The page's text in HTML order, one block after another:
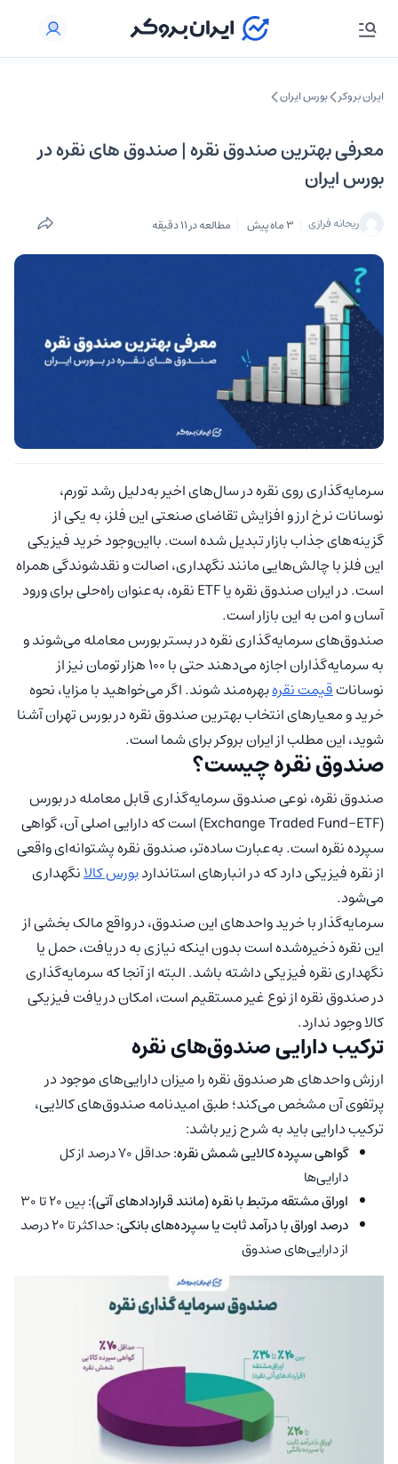
ایران بروکر بورس ایران
معرفی بهترین صندوق نقره | صندوق های نقره در
بورس ایران
ریحانه فرازی 3 ماه پیش مطالعه در 11 دقیقه
سرمایه‌گذاری روی نقره در سال‌های اخیر به‌دلیل رشد تورم،
نوسانات نرخ ارز و افزایش تقاضای صنعتی این فلز، به یکی از
گزینه‌های جذاب بازار تبدیل شده است. بااین‌وجود خرید فیزیکی
این فلز با چالش‌هایی مانند نگهداری، اصالت و نقدشوندگی همراه
است. در ایران صندوق نقره یا ETF نقره، به‌عنوان راه‌حلی برای ورود
آسان و امن به این بازار است.
صندوق‌های سرمایه‌گذاری نقره در بستر بورس معامله می‌شوند و
به سرمایه‌گذاران اجازه می‌دهند حتی با 100 هزار تومان نیز از
نوساناتقیمت نقرهبهره‌مند شوند. اگر می‌خواهید با مزایا، نحوه
خرید و معیارهای انتخاب بهترین صندوق نقره در بورس تهران آشنا
شوید، این مطلب از ایران بروکر برای شما است.
صندوق نقره چیست؟
صندوق نقره، نوعی صندوق سرمایه‌گذاری قابل معامله در بورس
(Exchange Traded Fund-ETF) است که دارایی اصلی آن، گواهی
سپرده نقره است. به‌عبارت ساده‌تر، صندوق نقره پشتوانه‌ای واقعی
از نقره فیزیکی دارد که در انبارهای استانداردبورس کالانگهداری
می‌شود.
سرمایه‌گذار با خرید واحدهای این صندوق، در واقع مالک بخشی از
این نقره ذخیره‌شده است بدون اینکه نیازی به دریافت، حمل یا
نگهداری نقره فیزیکی داشته باشد. البته از آنجا که سرمایه‌گذاری
در صندوق نقره از نوع غیر مستقیم است، امکان دریافت فیزیکی
کالا وجود ندارد.
ترکیب دارایی صندوق‌‌های نقره
ارزش واحدهای هر صندوق نقره را میزان دارایی‌های موجود در
پرتفوی آن مشخص می‌کند؛ طبق امیدنامه صندوق‌های کالایی،
ترکیب دارایی باید به شرح زیر باشد:
گواهی سپرده کالایی شمش نقره:
حداقل ۷۰ درصد از کل
دارایی‌ها
اوراق مشتقه مرتبط با نقره (مانند قراردادهای آتی):بین ۲۰ تا ۳۰
درصد اوراق با درآمد ثابت یا سپرده‌های بانکی:
حداکثر تا ۲۰ درصد
از دارایی‌های صندوق